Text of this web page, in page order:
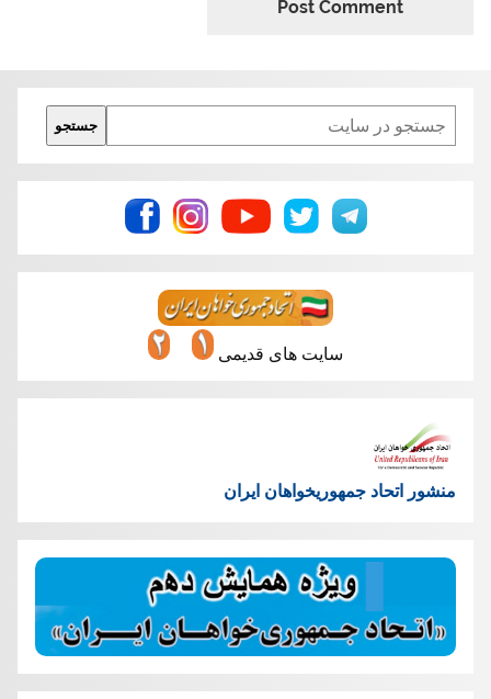
Search
جستجو
سایت های قدیمی
منشور اتحاد جمهوریخواهان ایران